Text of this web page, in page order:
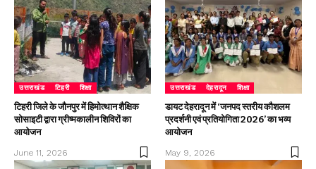
उत्तराखंड टिहरी शिक्षा
टिहरी जिले के जौनपुर में हिमोत्थान शैक्षिक
सोसाइटी द्वारा ग्रीष्मकालीन शिविरों का
आयोजन
June 11, 2026
उत्तराखंड देहरादून शिक्षा
डायट देहरादून में ‘जनपद स्तरीय कौशलम
प्रदर्शनी एवं प्रतियोगिता 2026’ का भव्य
आयोजन
May 9, 2026